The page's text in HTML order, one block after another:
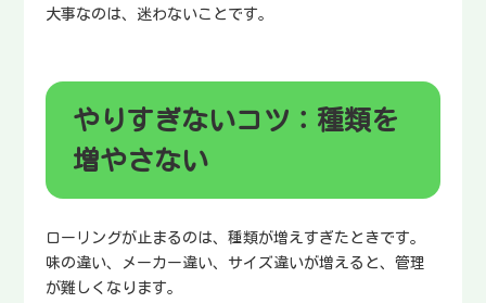
大事なのは、迷わないことです。
やりすぎないコツ：種類を
増やさない
ローリングが止まるのは、種類が増えすぎたときです。
味の違い、メーカー違い、サイズ違いが増えると、管理
が難しくなります。